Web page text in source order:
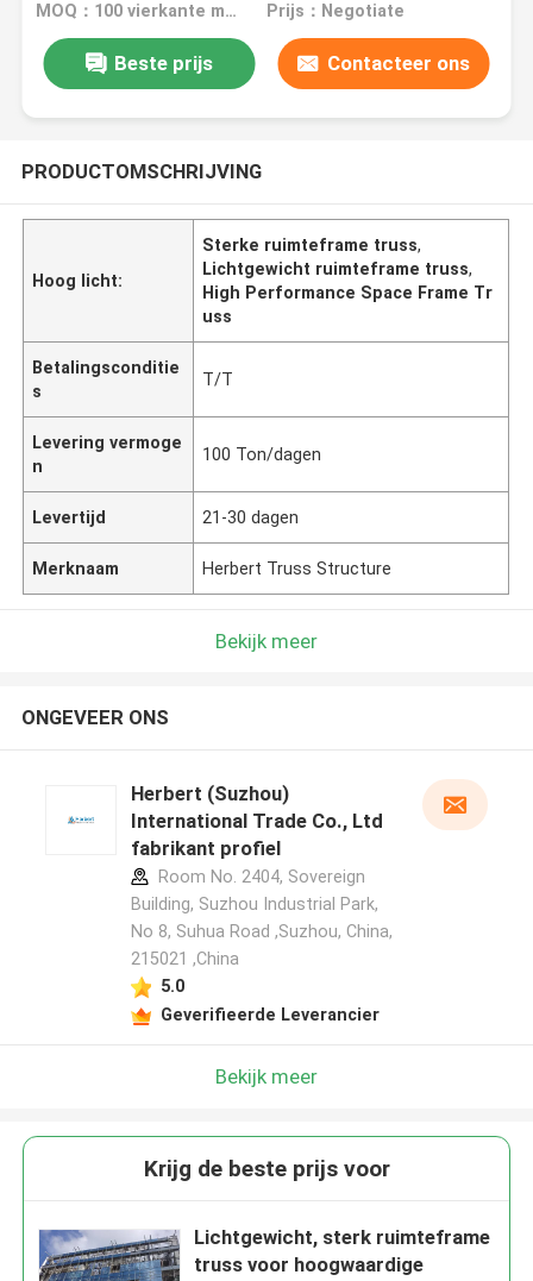
MOQ：100 vierkante meter Prijs：Negotiate
Beste prijs Contacteer ons
PRODUCTOMSCHRIJVING
Hoog licht:
Sterke ruimteframe truss,
Lichtgewicht ruimteframe truss,
High Performance Space Frame Tr
uss
Betalingsconditie
s
T/T
Levering vermoge
n
100 Ton/dagen
Levertijd 21-30 dagen
Merknaam Herbert Truss Structure
Bekijk meer
ONGEVEER ONS
Herbert (Suzhou)
International Trade Co., Ltd
fabrikant profiel
Room No. 2404, Sovereign
Building, Suzhou Industrial Park,
No 8, Suhua Road ,Suzhou, China,
215021 ,China
5.0
Geverifieerde Leverancier
Bekijk meer
Krijg de beste prijs voor
Lichtgewicht, sterk ruimteframe
truss voor hoogwaardige